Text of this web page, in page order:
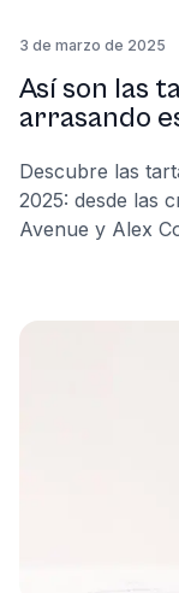
3 de marzo de 2025
Así son las
arrasando
Descubre las
2025: desde las
Avenue y Alex